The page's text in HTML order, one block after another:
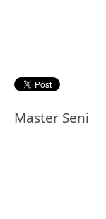
Master Seni